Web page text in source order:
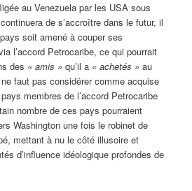
au Venezuela par les USA sous
de s’accroître dans le futur, il
soit amené à couper ses
l’accord Petrocaribe, ce qui pourrait
des «amis » qu’il a « achetés » au
faut pas considérer comme acquise
membres de l’accord Petrocaribe
nombre de ces pays pourraient
Washington une fois le robinet de
mettant à nu le côté illusoire et
d’influence idéologique profondes de